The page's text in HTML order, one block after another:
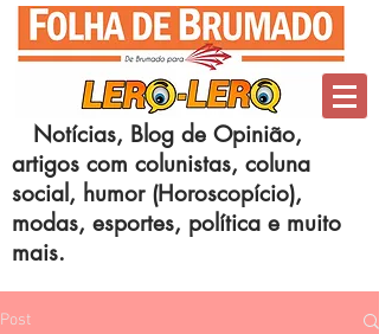
Notícias, Blog de Opinião,
artigos com colunistas, coluna
social, humor (Horoscopício),
modas, esportes, política e muito
mais.
Post